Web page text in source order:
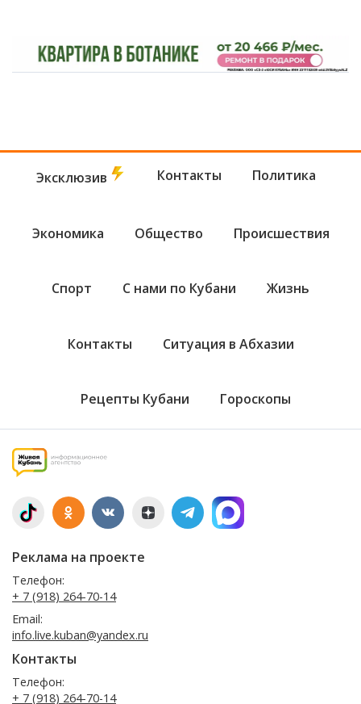
Эксклюзив Контакты Политика
Экономика Общество Происшествия
Спорт С нами по Кубани Жизнь
Контакты Ситуация в Абхазии
Рецепты Кубани Гороскопы
Реклама на проекте
Телефон:
+ 7 (918) 264-70-14
Email:
info.live.kuban@yandex.ru
Контакты
Телефон:
+ 7 (918) 264-70-14